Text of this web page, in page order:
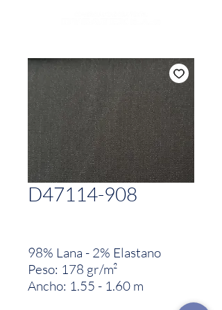
D47114-908
98% Lana - 2% Elastano
Peso: 178 gr/m²
Ancho: 1.55 - 1.60 m